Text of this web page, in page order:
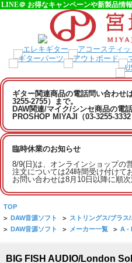
LINE＠ お得なキャンペーンや新製品情
ギター関連商品の電話問い合わせ
3255-2755）まで。
DAW関連/マイク/シンセ商品の電
PROSHOP MIYAJI（03-3255-3332
臨時休業のお知らせ
8/9(日)は、オンラインショップの
注文については24時間受け付けて
お問い合わせは8月10日以降に順次
TOP
> DAW音源ソフト > ストリングス/ブラス
> DAW音源ソフト > メーカー一覧 > A - I
BIG FISH AUDIO/London